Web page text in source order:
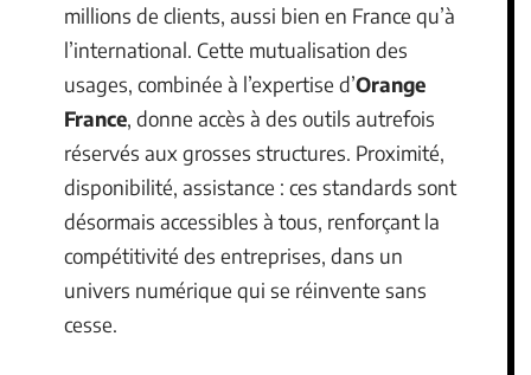
millions de clients, aussi bien en France qu’à
l’international. Cette mutualisation des
usages, combinée à l’expertise d’Orange
France, donne accès à des outils autrefois
réservés aux grosses structures. Proximité,
disponibilité, assistance : ces standards sont
désormais accessibles à tous, renforçant la
compétitivité des entreprises, dans un
univers numérique qui se réinvente sans
cesse.